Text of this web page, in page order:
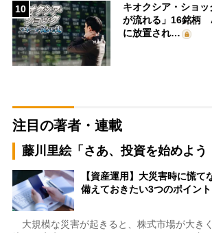
10
キオクシア・ショ
が流れる」16銘柄
に放置され…
注目の著者・連載
藤川里絵「さあ、投資を始めよう
【資産運用】大災害時に慌て
備えておきたい3つのポイン
大規模な災害が起きると、株式市場が大き